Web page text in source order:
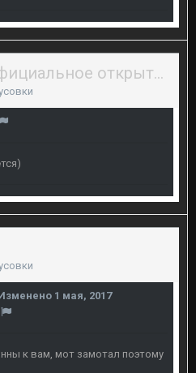
13\05\2017 - (не)официальное открытие байкерского сезона 2017 в Перми
1 мая, 2017
к вам, мот замотал поэтому